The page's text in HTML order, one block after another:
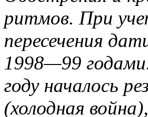
ритмов. При
пересечения
1998—99
году началось
(холодная